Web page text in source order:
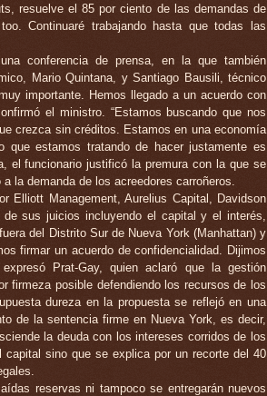
resuelve el 85 por ciento de las demandas de
Continuaré trabajando hasta que todas las
conferencia de prensa, en la que también
Mario Quintana, y Santiago Bausili, técnico
importante. Hemos llegado a un acuerdo con
el ministro. “Estamos buscando que nos
crezca sin créditos. Estamos en una economía
que estamos tratando de hacer justamente es
el funcionario justificó la premura con la que se
la demanda de los acreedores carroñeros.
Elliott Management, Aurelius Capital, Davidson
sus juicios incluyendo el capital y el interés,
del Distrito Sur de Nueva York (Manhattan) y
firmar un acuerdo de confidencialidad. Dijimos
Prat-Gay, quien aclaró que la gestión
firmeza posible defendiendo los recursos de los
dureza en la propuesta se reflejó en una
de la sentencia firme en Nueva York, es decir,
la deuda con los intereses corridos de los
sino que se explica por un recorte del 40
reservas ni tampoco se entregarán nuevos